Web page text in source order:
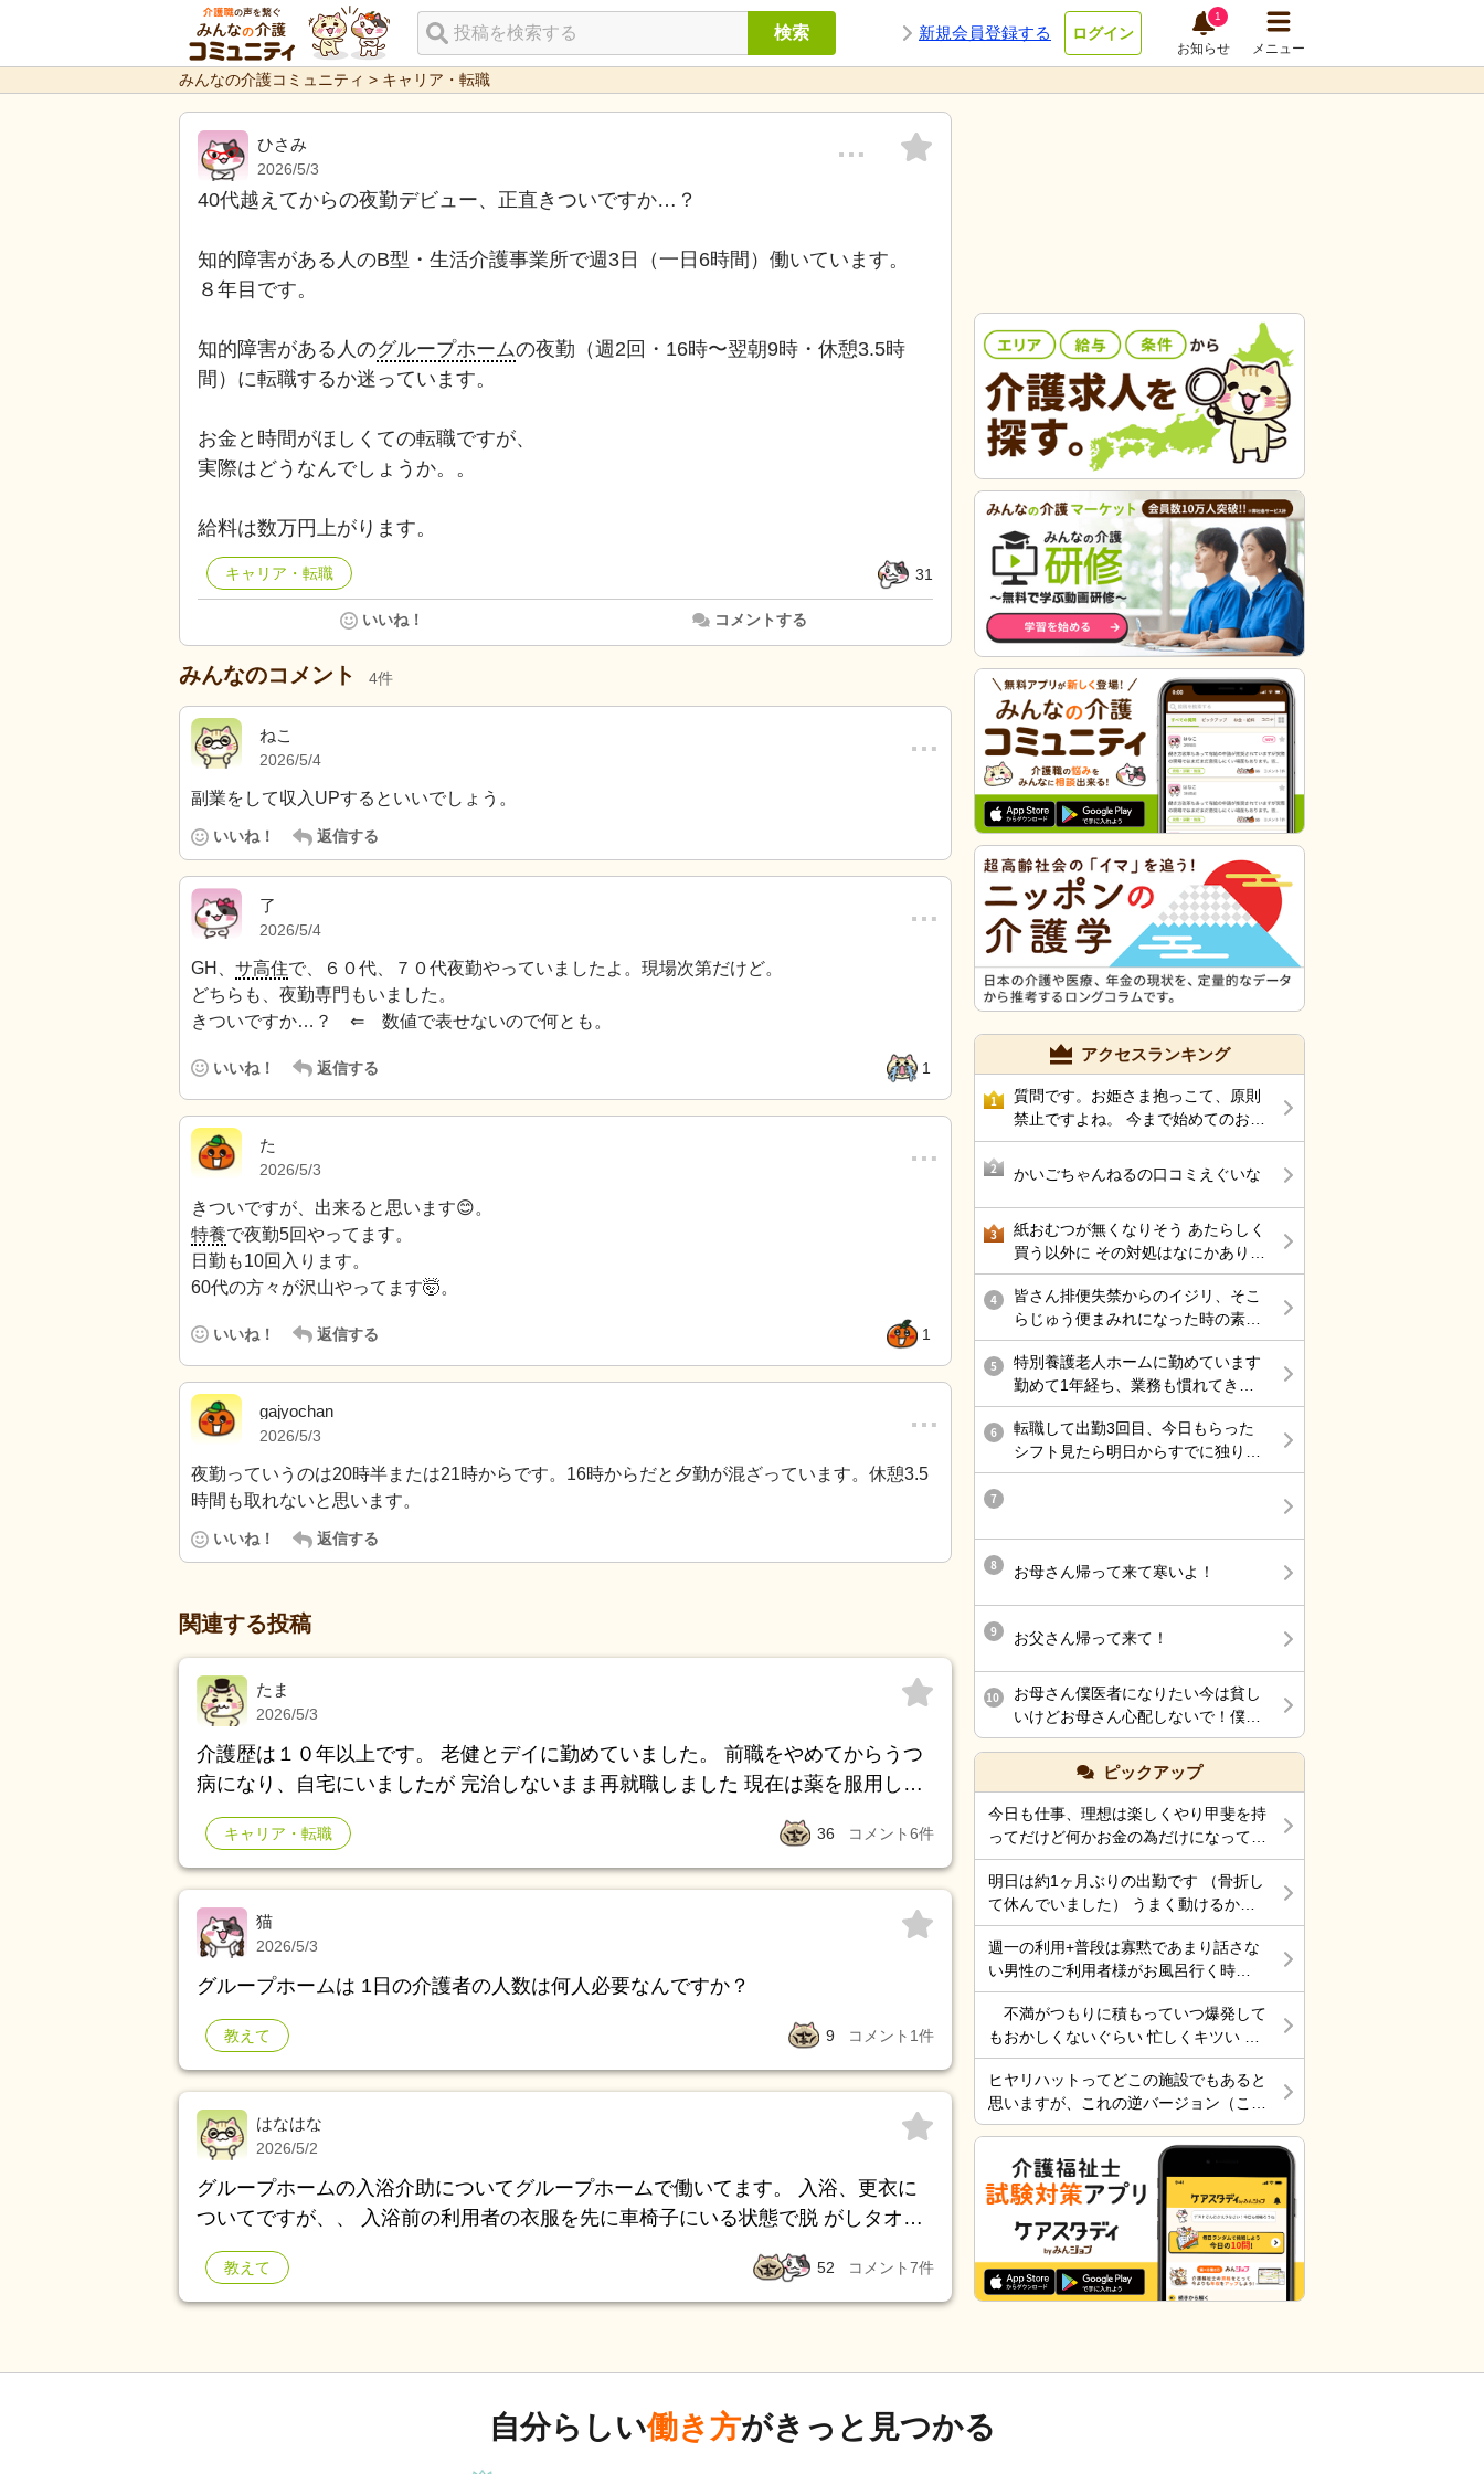
検索 新規会員登録する ログイン
1
お知らせ メニュー
みんなの介護コミュニティ > キャリア・転職
ひさみ
2026/5/3
…
40代越えてからの夜勤デビュー、正直きついですか…？
知的障害がある人のB型・生活介護事業所で週3日（一日6時間）働いています。
８年目です。
知的障害がある人のグループホームの夜勤（週2回・16時〜翌朝9時・休憩3.5時
間）に転職するか迷っています。
お金と時間がほしくての転職ですが、
実際はどうなんでしょうか。。
給料は数万円上がります。
キャリア・転職 31
いいね！ コメントする
みんなのコメント 4件
ねこ
2026/5/4
…
副業をして収入UPするといいでしょう。
いいね！ 返信する
了
2026/5/4
…
GH、 サ高住で、６０代、７０代夜勤やっていましたよ。現場次第だけど。
どちらも、夜勤専門もいました。
きついですか…？ ⇐ 数値で表せないので何とも。
いいね！ 返信する 1
た
2026/5/3
…
きついですが、出来ると思います😊。
特養で夜勤5回やってます。
日勤も10回入ります。
60代の方々が沢山やってます🤯。
いいね！ 返信する 1
gajyochan
2026/5/3
…
夜勤っていうのは20時半または21時からです。16時からだと夕勤が混ざっています。休憩3.5
時間も取れないと思います。
いいね！ 返信する
関連する投稿
たま
2026/5/3
介護歴は１０年以上です。 老健とデイに勤めていました。 前職をやめてからうつ
病になり、自宅にいましたが 完治しないまま再就職しました 現在は薬を服用して
います。夜は睡眠薬がないと眠れず自殺未遂もしました もうすぐ３ヶ月たちます
が、利用者様の名前が中々 覚えられません。鬱になる前まではそんな事はなかつ
たのですが、薬の影響は関係ありますでしょうか？
キャリア・転職 36 コメント6件
猫
2026/5/3
グループホームは 1日の介護者の人数は何人必要なんですか？
教えて 9 コメント 1件
はなはな
2026/5/2
グループホームの入浴介助についてグループホームで働いてます。 入浴、更衣に
ついてですが、、 入浴前の利用者の衣服を先に車椅子にいる状態で脱 がしタオル
を被っててもらうのはよくないことです か？ リクライニングチェア、車椅子共に
ですストレッチャーは1台しかなく、13～16名の内10名はリクライニングチェア
立位保持ができない利用者です。 入浴は1人、更衣も1人です 9時30分スタート11
時に終わればう〜んって感じです 動線が悪く、効率化を図るしか無いのです
教えて 52 コメント7件
アクセスランキング
1
質問です。お姫さま抱っこて、原則
禁止ですよね。 今まで始めてのお姫
さま抱っこして腰痛になり、整形受
診して、薬もらい、リハビリしてい
2 かいごちゃんねるの口コミえぐいな
3
紙おむつが無くなりそう あたらしく
買う以外に その対処はなにかありま
すか？
4
皆さん排便失禁からのイジリ、そこ
らじゅう便まみれになった時の素早
く清潔に処理する為にどのようにケ
アしていますか？
5
特別養護老人ホームに勤めています
勤めて1年経ち、業務も慣れてきた
この頃 次々と辞めていく職員の数々
… お局さんは他部署にいるので そ
こへ配属されない限り、滅多に会う
ことはないですが 仮に異動命令がき
をいただけたのに 先行き不安ですな
6
転職して出勤3回目、今日もらった
シフト見たら明日からすでに独り立
ち、、行きたくなすぎる 経験者では
てことだったのに
7
8 お母さん帰って来て寒いよ！
9 お父さん帰って来て！
10
お母さん僕医者になりたい今は貧し
いけどお母さん心配しないで！僕医
者になるから！
ピックアップ
今日も仕事、理想は楽しくやり甲斐を持
ってだけど何かお金の為だけになってま
す。 それでも働くところがあって、生
きていけているのでましなのでしょう
ね。 一番辛いのは、お金がなく職探し
している時だったので今日も頑張ろうと
思う。 それにしても古株は、好き勝手
だから楽しそうです。私も古株の時は、
そこ楽しくやっていました。 転職は後
悔はしていませんが、誰もが上手くいか
ないのは確かですね。 そんなつぶやき
です、では仕事行きます。
明日は約1ヶ月ぶりの出勤です （骨折し
て休んでいました） うまく動けるかな
ぁ～ 行くしかないから考えても無駄だ
けど不安！
週一の利用+普段は寡黙であまり話さな
い男性のご利用者様がお風呂行く時
に”いってらっしゃい！”と声をかけた
ら”一緒に行く？！？”と返してくれた。
そういう想像を上回るようなことがある
からこの仕事って楽しいんだよな。 ま
だ入って4ヶ月弱しか経ってないけど。
不満がつもりに積もっていつ爆発して
もおかしくないぐらい 忙しくキツい 皆
さん休めれてますか?
ヒヤリハットってどこの施設でもあると
思いますが、これの逆バージョン（こう
したらケアが上手くいった的な共有の書
式）ってないですよね。あったらいいケ
アを共有できると思いますがいかがでし
ょうか。 上手くいかないことや、事故
未遂記録ばかりって、すごくネガティブ
だと個人的に思います。また、介護の世
界って「できて当たり前」的な思考が強
いと思います。あと変に職人みたいな考
自分らしい働き方がきっと見つかる